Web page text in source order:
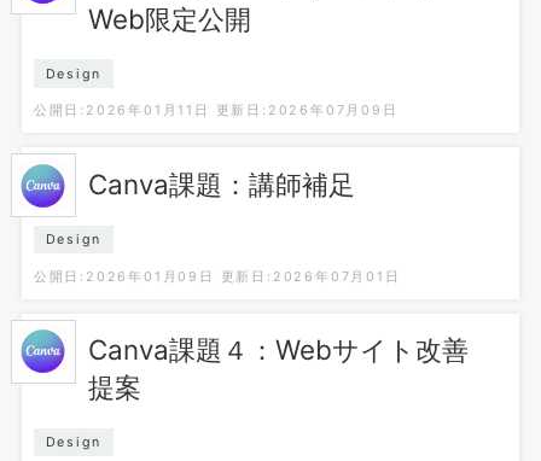
Web限定公開
Design
公開日:2026年01月11日 更新日:2026年07月09日
Canva課題：講師補足
Design
公開日:2026年01月09日 更新日:2026年07月01日
Canva課題４：Webサイト改善
提案
Design